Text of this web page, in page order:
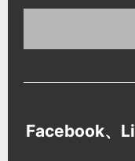
Facebook、